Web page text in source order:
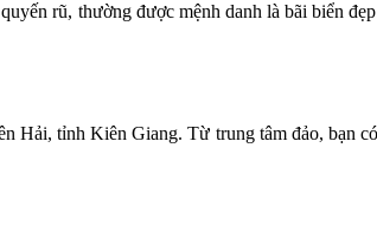
rũ, thường được mệnh danh là bãi biển
tỉnh Kiên Giang. Từ trung tâm đảo, bạn